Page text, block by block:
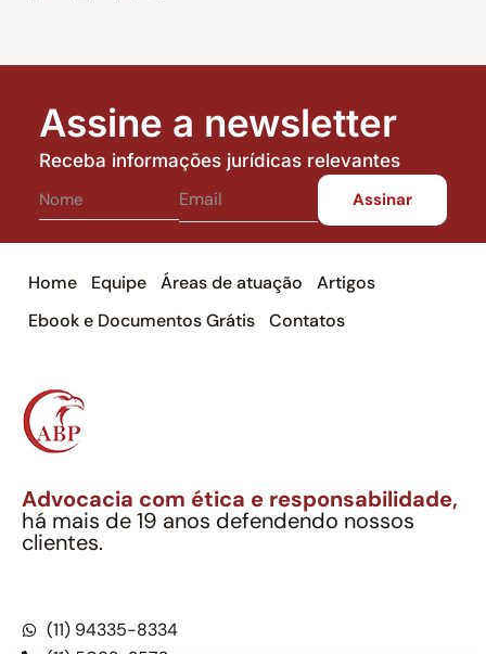
Assine a newsletter
Receba informações jurídicas relevantes
Home Equipe Áreas de atuação
Artigos
Ebook e Documentos Grátis
Contatos
Advocacia com ética e responsabilidade,
há mais de 19 anos defendendo nossos
clientes.
(11) 94335-8334